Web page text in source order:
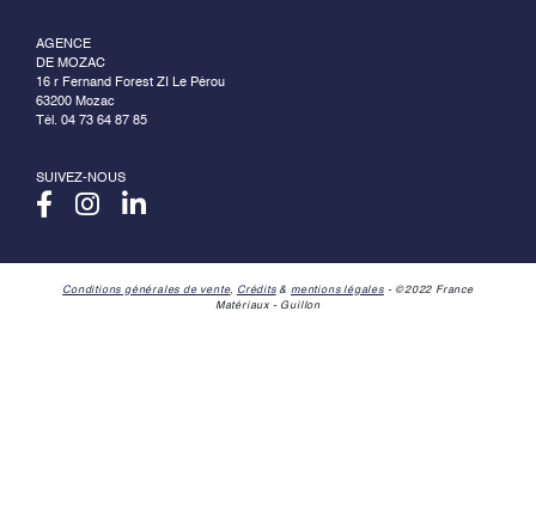
AGENCE
DE MOZAC
16 r Fernand Forest ZI Le Pérou
63200 Mozac
Tél. 04 73 64 87 85
SUIVEZ-NOUS
Conditions générales de vente, Crédits& mentions légales- ©2022 France
Matériaux - Guillon